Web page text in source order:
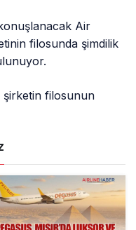
Air
filosunda şimdilik
şirketin filosunun